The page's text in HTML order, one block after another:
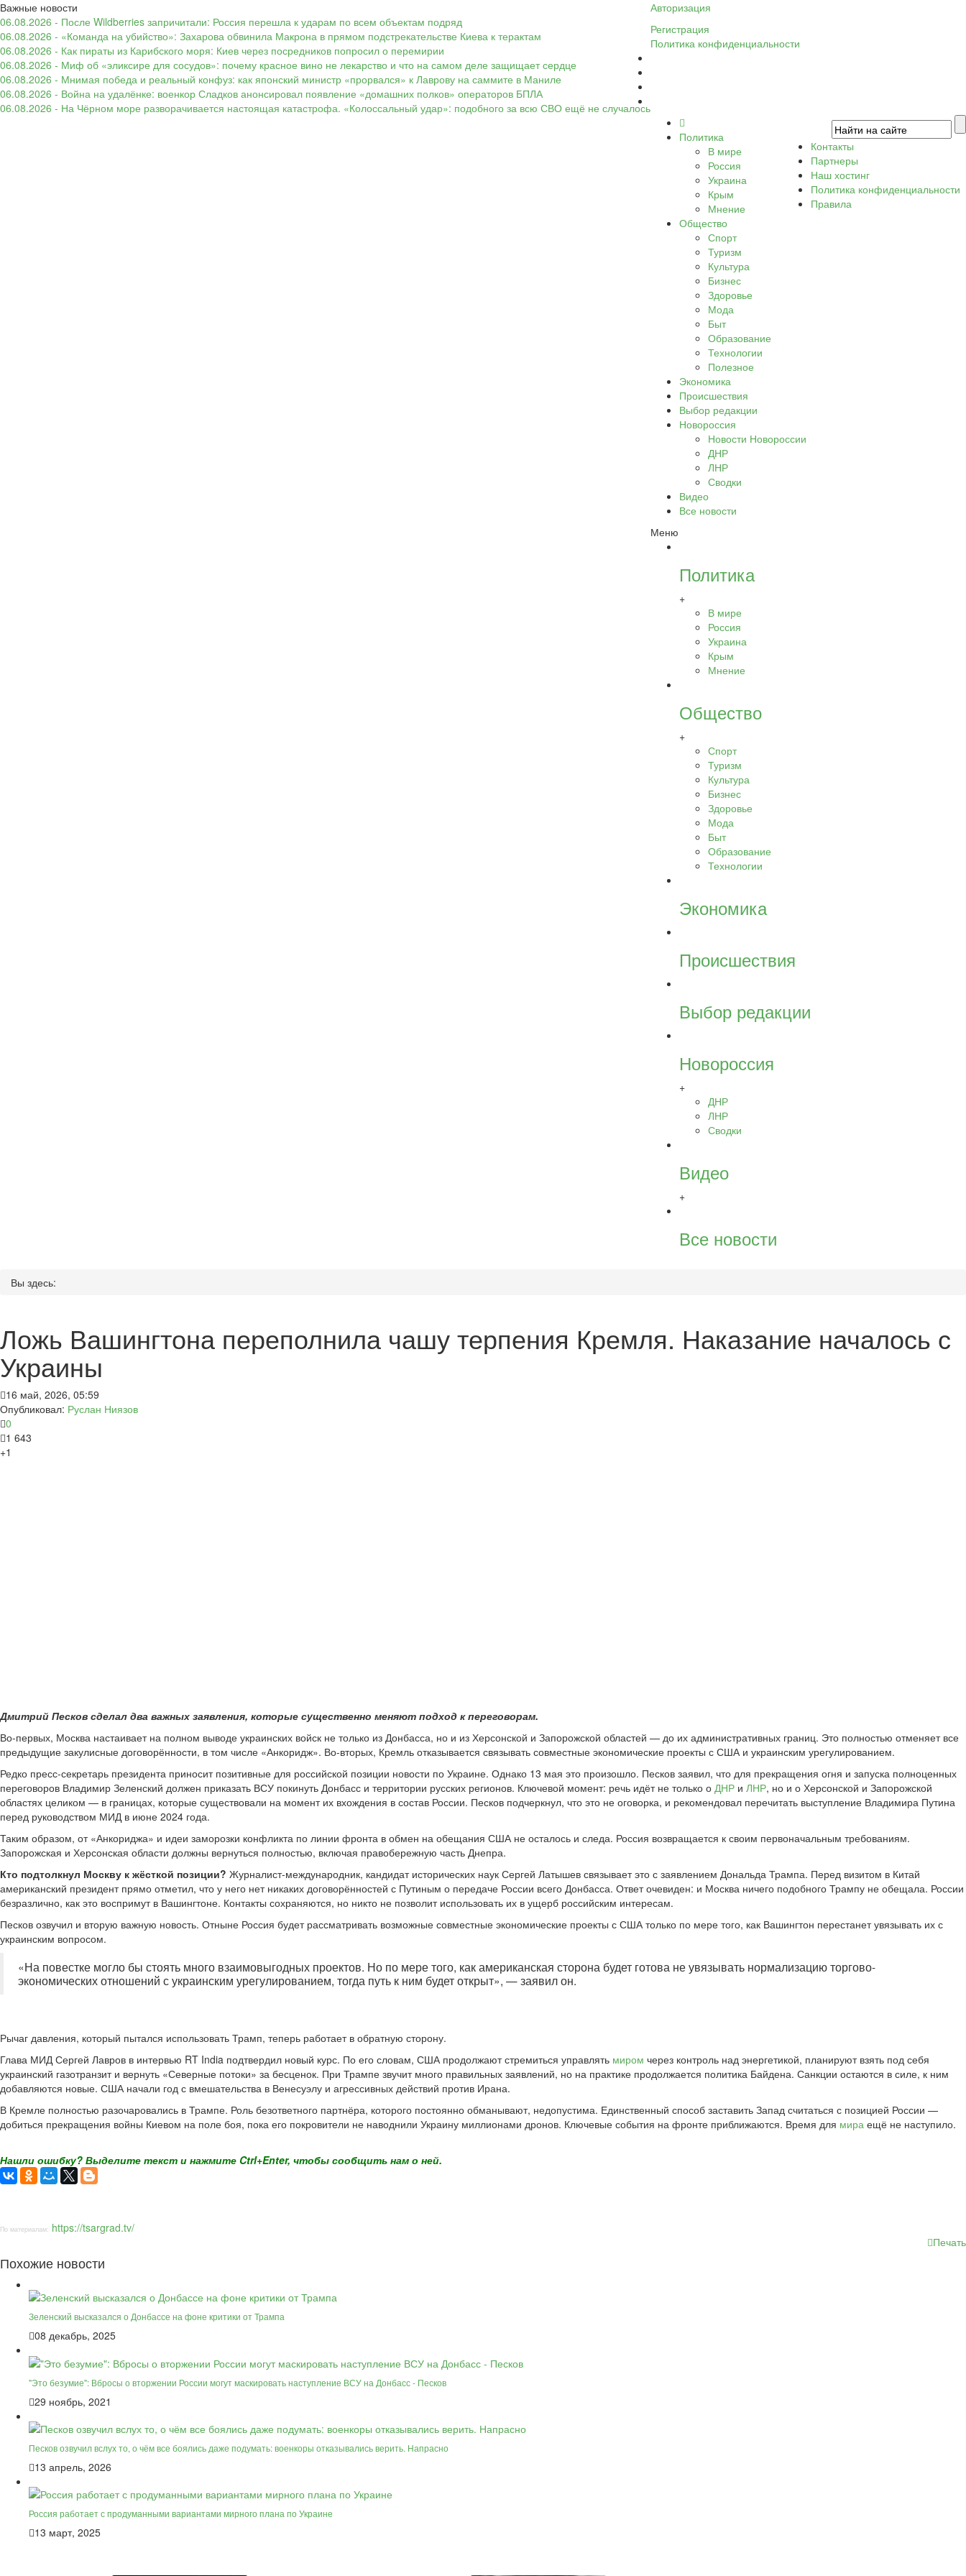
Важные новости
06.08.2026 - После Wildberries запричитали: Россия перешла к ударам по всем объектам подряд
06.08.2026 - «Команда на убийство»: Захарова обвинила Макрона в прямом подстрекательстве Киева к терактам
06.08.2026 - Как пираты из Карибского моря: Киев через посредников попросил о перемирии
06.08.2026 - Миф об «эликсире для сосудов»: почему красное вино не лекарство и что на самом деле защищает сердце
06.08.2026 - Мнимая победа и реальный конфуз: как японский министр «прорвался» к Лаврову на саммите в Маниле
06.08.2026 - Война на удалёнке: военкор Сладков анонсировал появление «домашних полков» операторов БПЛА
06.08.2026 - На Чёрном море разворачивается настоящая катастрофа. «Колоссальный удар»: подобного за всю СВО ещё не случалось
Авторизация
Регистрация
Политика конфиденциальности
Политика
В мире
Россия
Украина
Крым
Мнение
Общество
Спорт
Туризм
Культура
Бизнес
Здоровье
Мода
Быт
Образование
Технологии
Полезное
Экономика
Происшествия
Выбор редакции
Новороссия
Новости Новороссии
ДНР
ЛНР
Сводки
Видео
Все новости
Меню
Политика
+
В мире
Россия
Украина
Крым
Мнение
Общество
+
Спорт
Туризм
Культура
Бизнес
Здоровье
Мода
Быт
Образование
Технологии
Экономика
Происшествия
Выбор редакции
Новороссия
+
ДНР
ЛНР
Сводки
Видео
+
Все новости
Контакты
Партнеры
Наш хостинг
Политика конфиденциальности
Правила
Вы здесь:
Ложь Вашингтона переполнила чашу терпения Кремля. Наказание началось с
Украины
16 май, 2026, 05:59
Опубликовал: Руслан Ниязов
0
1 643
+1
Дмитрий Песков сделал два важных заявления, которые существенно меняют подход к переговорам.
Во-первых, Москва настаивает на полном выводе украинских войск не только из Донбасса, но и из Херсонской и Запорожской областей — до их административных границ. Это полностью отменяет все
предыдущие закулисные договорённости, в том числе «Анкоридж». Во-вторых, Кремль отказывается связывать совместные экономические проекты с США и украинским урегулированием.
Редко пресс-секретарь президента приносит позитивные для российской позиции новости по Украине. Однако 13 мая это произошло. Песков заявил, что для прекращения огня и запуска полноценных
переговоров Владимир Зеленский должен приказать ВСУ покинуть Донбасс и территории русских регионов. Ключевой момент: речь идёт не только о ДНР и ЛНР, но и о Херсонской и Запорожской
областях целиком — в границах, которые существовали на момент их вхождения в состав России. Песков подчеркнул, что это не оговорка, и рекомендовал перечитать выступление Владимира Путина
перед руководством МИД в июне 2024 года.
Таким образом, от «Анкориджа» и идеи заморозки конфликта по линии фронта в обмен на обещания США не осталось и следа. Россия возвращается к своим первоначальным требованиям.
Запорожская и Херсонская области должны вернуться полностью, включая правобережную часть Днепра.
Кто подтолкнул Москву к жёсткой позиции? Журналист-международник, кандидат исторических наук Сергей Латышев связывает это с заявлением Дональда Трампа. Перед визитом в Китай
американский президент прямо отметил, что у него нет никаких договорённостей с Путиным о передаче России всего Донбасса. Ответ очевиден: и Москва ничего подобного Трампу не обещала. России
безразлично, как это воспримут в Вашингтоне. Контакты сохраняются, но никто не позволит использовать их в ущерб российским интересам.
Песков озвучил и вторую важную новость. Отныне Россия будет рассматривать возможные совместные экономические проекты с США только по мере того, как Вашингтон перестанет увязывать их с
украинским вопросом.
«На повестке могло бы стоять много взаимовыгодных проектов. Но по мере того, как американская сторона будет готова не увязывать нормализацию торгово-
экономических отношений с украинским урегулированием, тогда путь к ним будет открыт», — заявил он.
Рычаг давления, который пытался использовать Трамп, теперь работает в обратную сторону.
Глава МИД Сергей Лавров в интервью RT India подтвердил новый курс. По его словам, США продолжают стремиться управлять миром через контроль над энергетикой, планируют взять под себя
украинский газотранзит и вернуть «Северные потоки» за бесценок. При Трампе звучит много правильных заявлений, но на практике продолжается политика Байдена. Санкции остаются в силе, к ним
добавляются новые. США начали год с вмешательства в Венесуэлу и агрессивных действий против Ирана.
В Кремле полностью разочаровались в Трампе. Роль безответного партнёра, которого постоянно обманывают, недопустима. Единственный способ заставить Запад считаться с позицией России —
добиться прекращения войны Киевом на поле боя, пока его покровители не наводнили Украину миллионами дронов. Ключевые события на фронте приближаются. Время для мира ещё не наступило.
Нашли ошибку? Выделите текст и нажмите Ctrl+Enter, чтобы сообщить нам о ней.
По материалам: https://tsargrad.tv/
Печать
Похожие новости
Зеленский высказался о Донбассе на фоне критики от Трампа
08 декабрь, 2025
"Это безумие": Вбросы о вторжении России могут маскировать наступление ВСУ на Донбасс - Песков
29 ноябрь, 2021
Песков озвучил вслух то, о чём все боялись даже подумать: военкоры отказывались верить. Напрасно
13 апрель, 2026
Россия работает с продуманными вариантами мирного плана по Украине
13 март, 2025